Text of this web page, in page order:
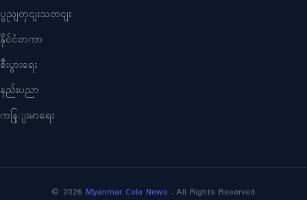
ပွညျတှငျးသတငျး
နိုင်ငံတကာ
စီးပွားရေး
နည်းပညာ
ကနြျးမာရေး
© 2026 Myanmar Cele News . All Rights Reserved.